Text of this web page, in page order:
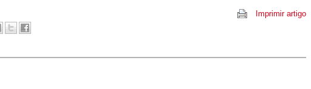
Imprimir artigo